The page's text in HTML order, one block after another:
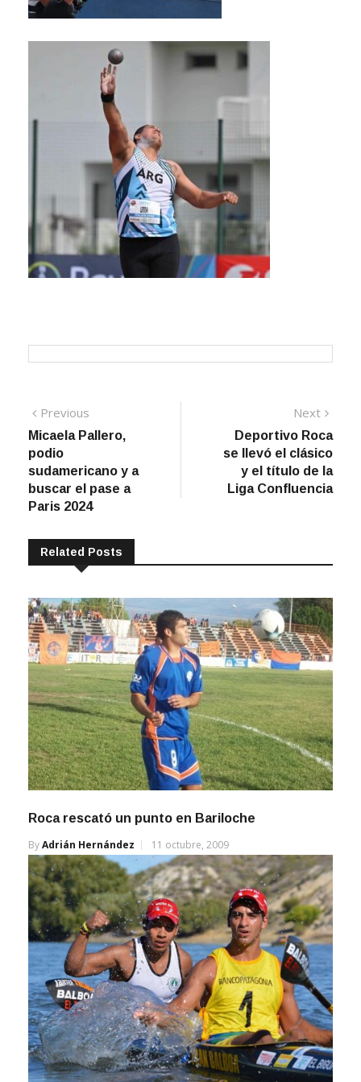
Navegación
de
entradas
Previous
post:
Micaela Pallero,
podio
sudamericano y a
buscar el pase a
Paris 2024
Next
post:
Deportivo Roca
se llevó el clásico
y el título de la
Liga Confluencia
Related Posts
Roca rescató un punto en Bariloche
ByAdrián Hernández 11 octubre, 2009